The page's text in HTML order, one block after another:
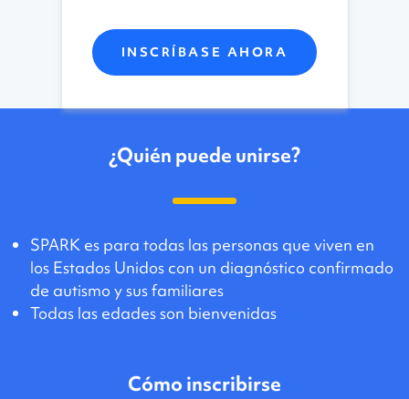
INSCRÍBASE AHORA
¿Quién puede unirse?
SPARK es para todas las personas que viven en
los Estados Unidos con un diagnóstico confirmado
de autismo y sus familiares
Todas las edades son bienvenidas
Cómo inscribirse